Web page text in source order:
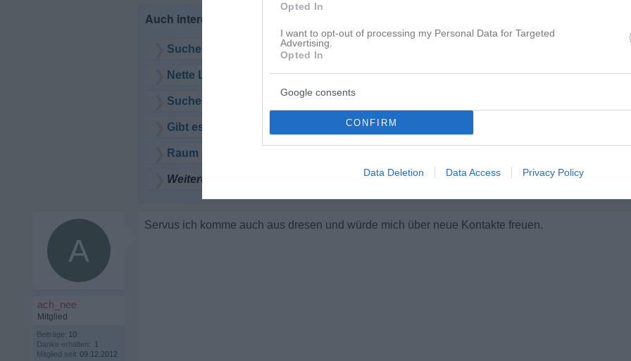
Opted In
I want to opt-out of processing my Personal Data for Targeted
Advertising.
Opted In
Google consents
CONFIRM
Data Deletion Data Access Privacy Policy
Suche nette Sie zum quatschen (telefonieren)
Nette Leute aus Raum Hildsheim zum quatschen
Suche jemand zum quatschen !
Gibt es hier auch Österreicher zum quatschen ?
Raum MG, VIE, KR, D - zum quatschen
Weitere Themen laden
A
ach_nee
Mitglied
Beiträge: 10
Danke erhalten: 1
Mitglied seit: 09.12.2012
Servus ich komme auch aus dresen und würde mich über neue Kontakte freuen.